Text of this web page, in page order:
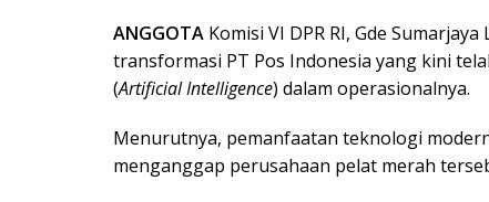
ANGGOTA Komisi VI DPR RI, Gde
transformasi PT Pos Indonesia yang kini
(Artificial Intelligence) dalam operasionalnya.
Menurutnya, pemanfaatan teknologi
menganggap perusahaan pelat merah